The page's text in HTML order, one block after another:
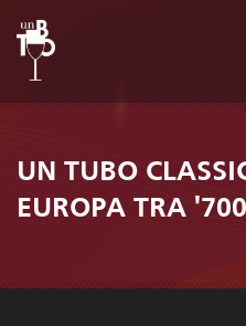
UN TUBO
EUROPA TRA